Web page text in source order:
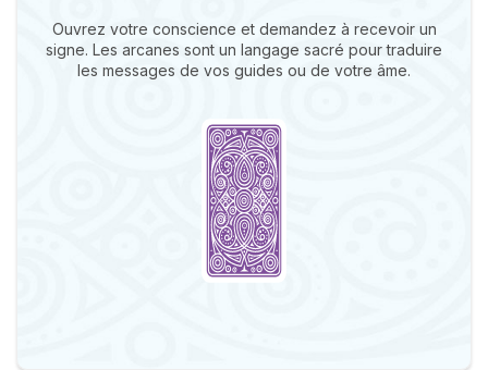
Ouvrez votre conscience et demandez à recevoir un
signe. Les arcanes sont un langage sacré pour traduire
les messages de vos guides ou de votre âme.